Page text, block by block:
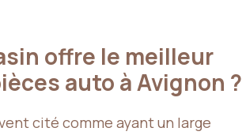
offre le meilleur
auto à Avignon ?
cité comme ayant un large